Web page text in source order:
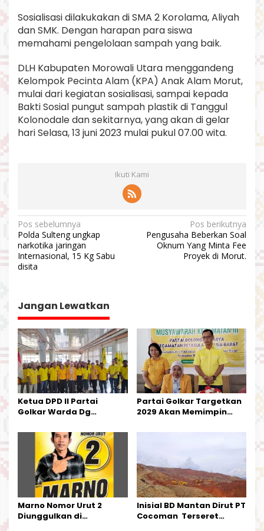
Sosialisasi dilakukakan di SMA 2 Korolama, Aliyah
dan SMK. Dengan harapan para siswa
memahami pengelolaan sampah yang baik.
DLH Kabupaten Morowali Utara menggandeng
Kelompok Pecinta Alam (KPA) Anak Alam Morut,
mulai dari kegiatan sosialisasi, sampai kepada
Bakti Sosial pungut sampah plastik di Tanggul
Kolonodale dan sekitarnya, yang akan di gelar
hari Selasa, 13 juni 2023 mulai pukul 07.00 wita.
Ikuti Kami
N
a
v
i
a
s
i
p
o
s
Pos sebelumnya
Polda Sulteng ungkap
narkotika jaringan
Internasional, 15 Kg Sabu
disita
Pos berikutnya
Pengusaha Beberkan Soal
Oknum Yang Minta Fee
Proyek di Morut.
Jangan Lewatkan
Ketua DPD II Partai
Golkar Warda Dg
Pengurus Parti
Kecamatan Petasia dan
Kecamatan Petbar
Partai Golkar Targetkan
2029 Akan Memimpin
Marno Nomor Urut 2
Diunggulkan di
Inisial BD Mantan Dirut PT
Cocoman Terseret